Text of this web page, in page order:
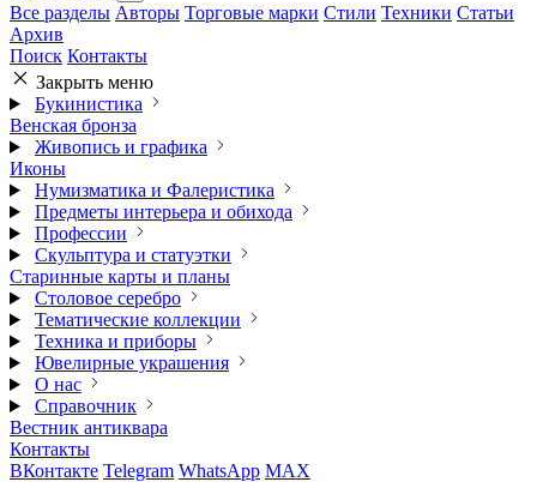
Все разделы Авторы Торговые марки Стили Техники Статьи
Архив
Поиск Контакты
Закрыть меню
Букинистика
Венская бронза
Живопись и графика
Иконы
Нумизматика и Фалеристика
Предметы интерьера и обихода
Профессии
Скульптура и статуэтки
Старинные карты и планы
Столовое серебро
Тематические коллекции
Техника и приборы
Ювелирные украшения
О нас
Справочник
Вестник антиквара
Контакты
ВКонтакте Telegram WhatsApp MAX